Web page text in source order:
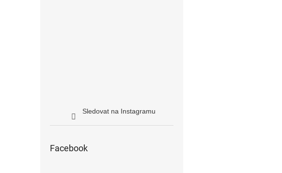
Sledovat na Instagramu
Facebook